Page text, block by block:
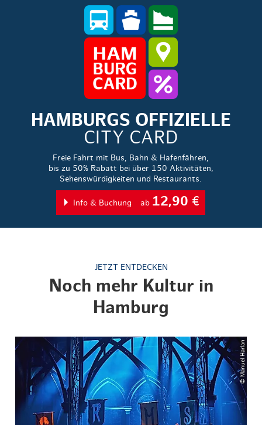
HAMBURGS OFFIZIELLE
CITY CARD
Freie Fahrt mit Bus, Bahn & Hafenfähren,
bis zu 50% Rabatt bei über 150 Aktivitäten,
Sehenswürdigkeiten und Restaurants.
Info & Buchung ab 12,90 €
JETZT ENTDECKEN
Noch mehr Kultur in
Hamburg
© Manuel Harlan